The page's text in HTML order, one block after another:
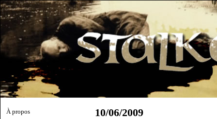
À propos
10/06/2009